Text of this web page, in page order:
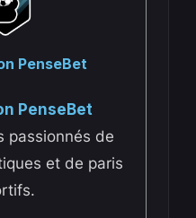
PenseBet
PenseBet
passionnés de
et de paris